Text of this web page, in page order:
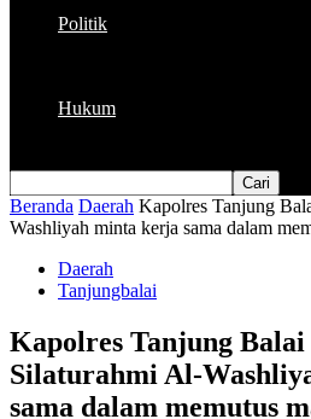
Politik
Hukum
Beranda Daerah Kapolres Tanjung
Washliyah minta kerja sama dalam
Daerah
Tanjungbalai
Kapolres Tanjung
Silaturahmi Al-
sama dalam memutus